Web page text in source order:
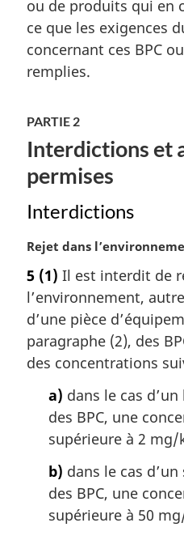
g
i
n
e
:
ou de produits qui en
ce que les exigences
concernant ces BPC
remplies.
PARTIE 2
Interdictions et
permises
Interdictions
N
t
e
m
a
r
g
Rejet dans
5 (1) Il est interdit de
l’environnement,
d’une pièce
paragraphe (2), des
des concentrations
a) dans le cas
des BPC, une
supérieure à 2 mg/
b) dans le cas
des BPC, une
supérieure à 50